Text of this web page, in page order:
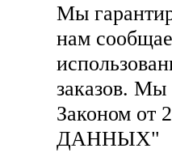
Мы
нам
заказов. Мы
Законом
ДАННЫХ"